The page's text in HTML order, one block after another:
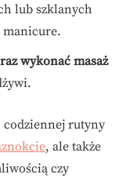
lub szklanych
manicure.
wykonać masaż
codziennej rutyny
, ale także
czy